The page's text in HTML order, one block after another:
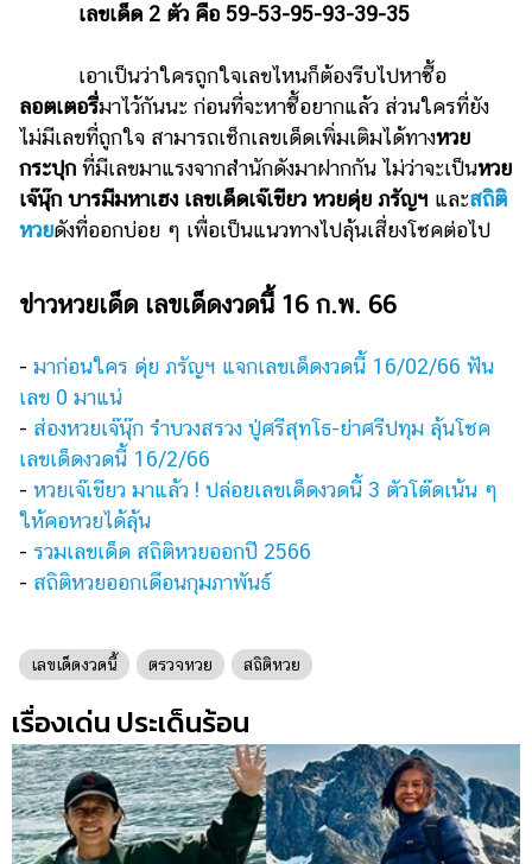
ราคา
ทอง
ราคา
น้ำมัน
วา
ตี้
แต่งงาน
แม่
และ
เด็ก
สัตว์
เลี้ยง
Infographic
แอปฯ
คอร์ส
ออนไลน์
เรียน
เลข
เลขเด็ด 2 ตัว คือ 59-53-95-93-39-35
เอาเป็นว่าใครถูกใจเลขไหนก็ต้องรีบไปหาซื้อ
ลอตเตอรี่มาไว้กันนะ ก่อนที่จะหาซื้อยากแล้ว ส่วนใครที่ยัง
ไม่มีเลขที่ถูกใจ สามารถเช็กเลขเด็ดเพิ่มเติมได้ทางหวย
กระปุก ที่มีเลขมาแรงจากสำนักดังมาฝากกัน ไม่ว่าจะเป็นหวย
เจ๊นุ๊ก บารมีมหาเฮง เลขเด็ดเจ๊เขียว หวยดุ่ย ภรัญฯ และสถิติ
หวยดังที่ออกบ่อย ๆ เพื่อเป็นแนวทางไปลุ้นเสี่ยงโชคต่อไป
ข่าวหวยเด็ด เลขเด็ดงวดนี้ 16 ก.พ. 66
- มาก่อนใคร ดุ่ย ภรัญฯ แจกเลขเด็ดงวดนี้ 16/02/66 ฟัน
เลข 0 มาแน่
- ส่องหวยเจ๊นุ๊ก รำบวงสรวง ปู่ศรีสุทโธ-ย่าศรีปทุม ลุ้นโชค
เลขเด็ดงวดนี้ 16/2/66
- หวยเจ๊เขียว มาแล้ว ! ปล่อยเลขเด็ดงวดนี้ 3 ตัวโต๊ดเน้น ๆ
ให้คอหวยได้ลุ้น
- รวมเลขเด็ด สถิติหวยออกปี 2566
- สถิติหวยออกเดือนกุมภาพันธ์
เลขเด็ดงวดนี้ ตรวจหวย สถิติหวย
เรื่องเด่น ประเด็นร้อน